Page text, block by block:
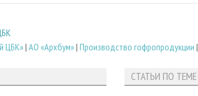
ЦБК»| АО «Архбум»| Производство гофропродукции |
СТАТЬИ ПО ТЕМЕ